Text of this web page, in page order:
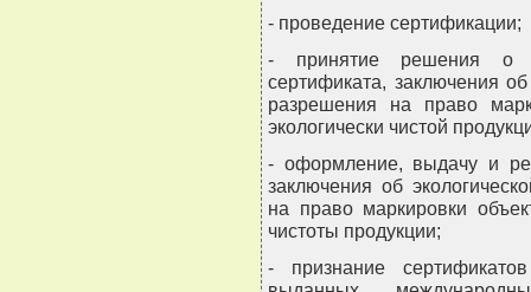
- проведение сертификации;
- принятие решения о
сертификата, заключения
разрешения на право
экологически чистой
- оформление, выдачу и
заключения об
на право маркировки
чистоты продукции;
- признание сертификатов